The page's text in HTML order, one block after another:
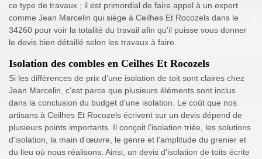
ce type de travaux ; il est primordial de faire appel à un expert
comme Jean Marcelin qui siège à Ceilhes Et Rocozels dans le
34260 pour voir la totalité du travail afin qu’il puisse vous donner
le devis bien détaillé selon les travaux à faire.
Isolation des combles en Ceilhes Et Rocozels
Si les différences de prix d’une isolation de toit sont claires chez
Jean Marcelin, c'est parce que plusieurs éléments sont inclus
dans la conclusion du budget d'une isolation. Le coût que nos
artisans à Ceilhes Et Rocozels écrivent sur un devis dépend de
plusieurs points importants. Il conçoit l'isolation triée, les solutions
d'isolation, la main d’œuvre, le genre et l’amplitude du grenier et
du lieu où nous réalisons. Ainsi, un devis d'isolation de toits écrite